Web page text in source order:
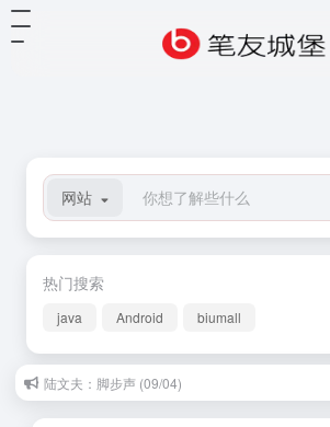
网站
热门搜索
java Android biumall
陆文夫：脚步声 (09/04)